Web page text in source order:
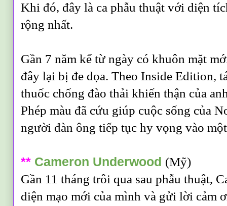
Khi đó, đây là ca phẫu thuật với diện
rộng nhất.
Gần 7 năm kể từ ngày có khuôn mặt
đây lại bị đe dọa. Theo Inside Edition,
thuốc chống đào thải khiến thận của
Phép màu đã cứu giúp cuộc sống của
người đàn ông tiếp tục hy vọng vào
** Cameron Underwood (Mỹ)
Gần 11 tháng trôi qua sau phẫu thuật,
diện mạo mới của mình và gửi lời cảm